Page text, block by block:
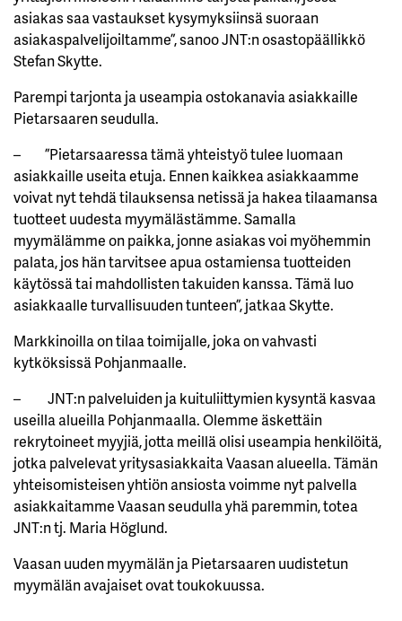
asiakas saa vastaukset kysymyksiinsä suoraan
asiakaspalvelijoiltamme”, sanoo JNT:n osastopäällikkö
Stefan Skytte.
Parempi tarjonta ja useampia ostokanavia asiakkaille
Pietarsaaren seudulla.
– ”Pietarsaaressa tämä yhteistyö tulee luomaan
asiakkaille useita etuja. Ennen kaikkea asiakkaamme
voivat nyt tehdä tilauksensa netissä ja hakea tilaamansa
tuotteet uudesta myymälästämme. Samalla
myymälämme on paikka, jonne asiakas voi myöhemmin
palata, jos hän tarvitsee apua ostamiensa tuotteiden
käytössä tai mahdollisten takuiden kanssa. Tämä luo
asiakkaalle turvallisuuden tunteen”, jatkaa Skytte.
Markkinoilla on tilaa toimijalle, joka on vahvasti
kytköksissä Pohjanmaalle.
– JNT:n palveluiden ja kuituliittymien kysyntä kasvaa
useilla alueilla Pohjanmaalla. Olemme äskettäin
rekrytoineet myyjiä, jotta meillä olisi useampia henkilöitä,
jotka palvelevat yritysasiakkaita Vaasan alueella. Tämän
yhteisomisteisen yhtiön ansiosta voimme nyt palvella
asiakkaitamme Vaasan seudulla yhä paremmin, totea
JNT:n tj. Maria Höglund.
Vaasan uuden myymälän ja Pietarsaaren uudistetun
myymälän avajaiset ovat toukokuussa.